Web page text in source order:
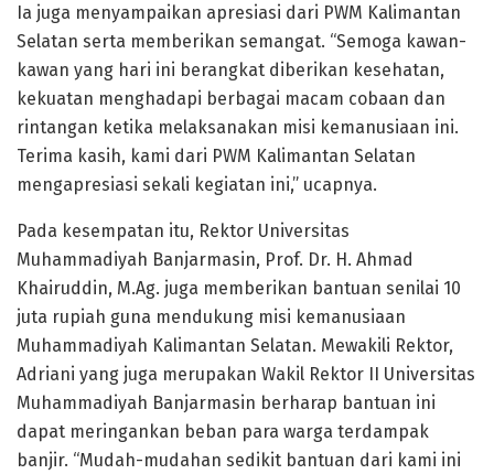
Ia juga menyampaikan apresiasi dari PWM Kalimantan
Selatan serta memberikan semangat. “Semoga kawan-
kawan yang hari ini berangkat diberikan kesehatan,
kekuatan menghadapi berbagai macam cobaan dan
rintangan ketika melaksanakan misi kemanusiaan ini.
Terima kasih, kami dari PWM Kalimantan Selatan
mengapresiasi sekali kegiatan ini,” ucapnya.
Pada kesempatan itu, Rektor Universitas
Muhammadiyah Banjarmasin, Prof. Dr. H. Ahmad
Khairuddin, M.Ag. juga memberikan bantuan senilai 10
juta rupiah guna mendukung misi kemanusiaan
Muhammadiyah Kalimantan Selatan. Mewakili Rektor,
Adriani yang juga merupakan Wakil Rektor II Universitas
Muhammadiyah Banjarmasin berharap bantuan ini
dapat meringankan beban para warga terdampak
banjir. “Mudah-mudahan sedikit bantuan dari kami ini